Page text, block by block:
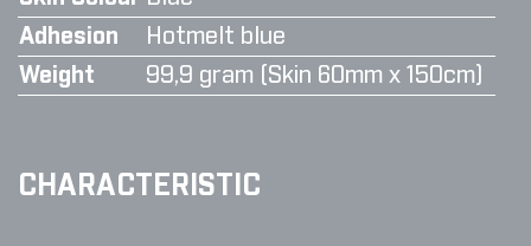
Adhesion
Hotmelt blue
Weight
99,9 gram (Skin 60mm x 150cm)
CHARACTERISTIC